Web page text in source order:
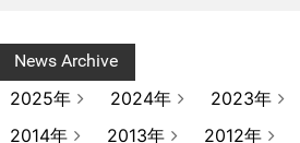
News Archive
2025年 2024年 2023年
2014年
2013年 2012年